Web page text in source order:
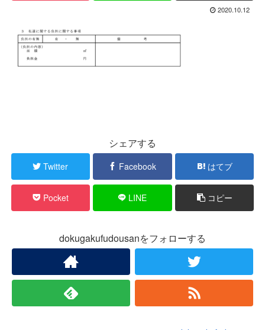
2020.10.12
シェアする
Twitter Facebook はてブ
Pocket LINE コピー
dokugakufudousanをフォローする